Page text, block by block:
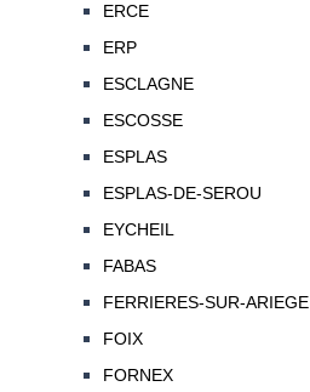
ERCE
ERP
ESCLAGNE
ESCOSSE
ESPLAS
ESPLAS-DE-SEROU
EYCHEIL
FABAS
FERRIERES-SUR-ARIEGE
FOIX
FORNEX